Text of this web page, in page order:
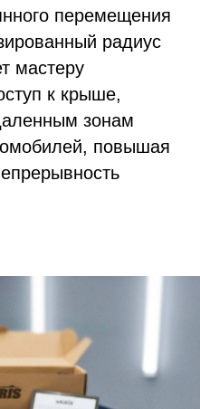
перемещения
радиус
мастеру
к крыше,
зонам
повышая